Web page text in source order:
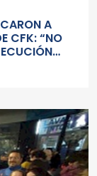
A
CFK: “NO